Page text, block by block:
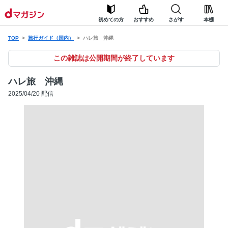
初めての方 おすすめ さがす 本棚
TOP 旅行ガイド（国内） ハレ旅 沖縄
この雑誌は公開期間が終了しています
ハレ旅 沖縄
2025/04/20 配信